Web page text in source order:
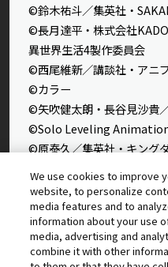
©鈴木祐斗／集英社・
©長月達平・株式会社
異世界生活4製作委員会
©西尾維新／講談社・アニ
©カラー
©矢吹健太朗・長谷見沙貴
©Solo Leveling
©原泰久／集英社・キング
©石田スイ／集英社・東京
©外薗健／集英社
©タカヒロ・竹村洋平／集
©高橋留美子／小学館・読
We use cookies to improve
website, to personalize
media features and to
information about your use
media, advertising and
combine it with other